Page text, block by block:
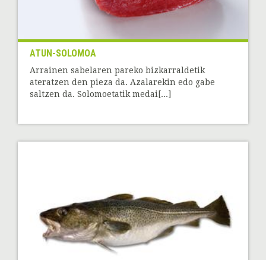
ATUN-SOLOMOA
Arrainen sabelaren pareko bizkarraldetik
ateratzen den pieza da. Azalarekin edo gabe
saltzen da. Solomoetatik medai[...]